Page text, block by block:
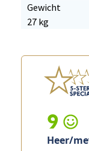
Gewicht
27 kg